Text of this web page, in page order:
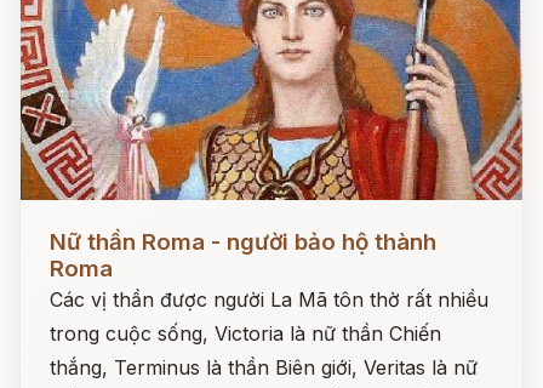
Nữ thần Roma - người bảo hộ thành
Roma
Các vị thần được người La Mã tôn thờ rất nhiều
trong cuộc sống, Victoria là nữ thần Chiến
thắng, Terminus là thần Biên giới, Veritas là nữ